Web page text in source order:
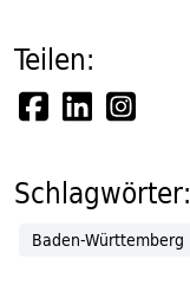
Teilen:
Schlagwörter:
Baden-Württemberg